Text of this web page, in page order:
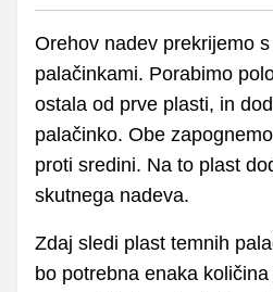
Orehov nadev prekrijemo
palačinkami. Porabimo
ostala od prve plasti, in
palačinko. Obe
proti sredini. Na to plast
skutnega nadeva.
Zdaj sledi plast temnih
bo potrebna enaka